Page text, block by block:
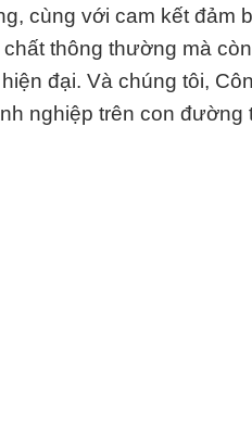
cùng với cam kết đảm
thông thường mà
đại. Và chúng tôi,
nghiệp trên con đường